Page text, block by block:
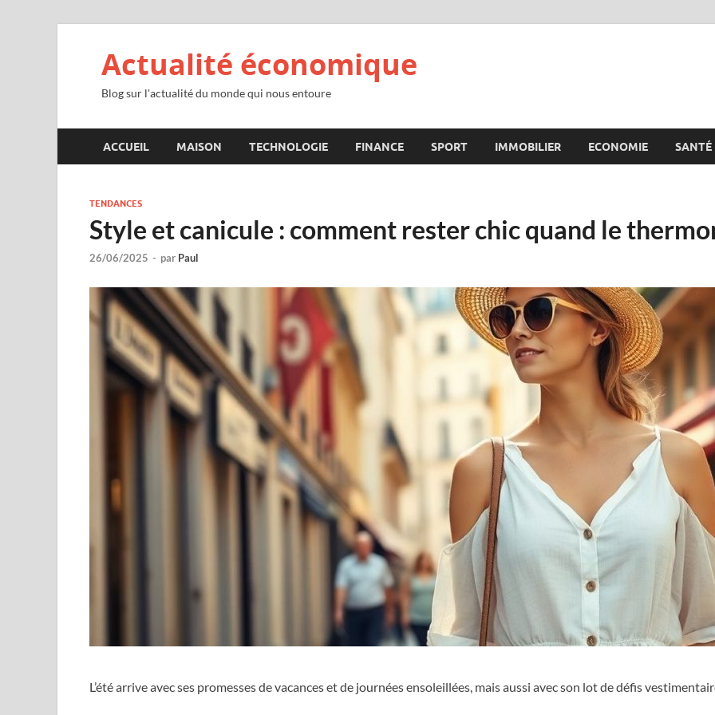
Actualité économique
Blog sur l'actualité du monde qui nous entoure
ACCUEIL MAISON TECHNOLOGIE FINANCE SPORT IMMOBILIER ECONOMIE SANTÉ
TENDANCES
Style et canicule : comment rester chic quand le
26/06/2025 - par Paul
L’été arrive avec ses promesses de vacances et de journées ensoleillées, mais aussi avec son lot de défis